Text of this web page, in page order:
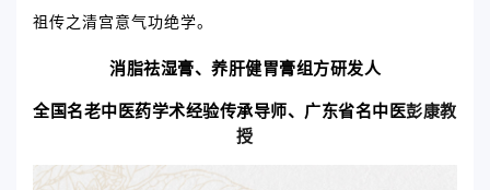
祖传之清宫意气功绝学。
消脂祛湿膏、 养肝健胃膏组方研发人
全国名老中医药学术经验传承导师、广东省名中医彭康教
授